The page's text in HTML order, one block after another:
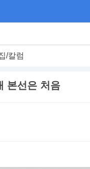
/칼럼
본선은 처음